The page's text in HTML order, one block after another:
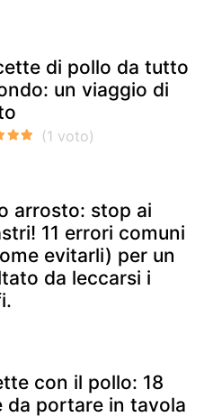
di pollo da tutto
un viaggio di
arrosto: stop ai
11 errori comuni
evitarli) per un
da leccarsi i
con il pollo: 18
da portare in tavola